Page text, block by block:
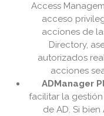
Access
acceso
acciones de
Directory,
autorizados
acciones
ADManager
facilitar la
de AD. Si